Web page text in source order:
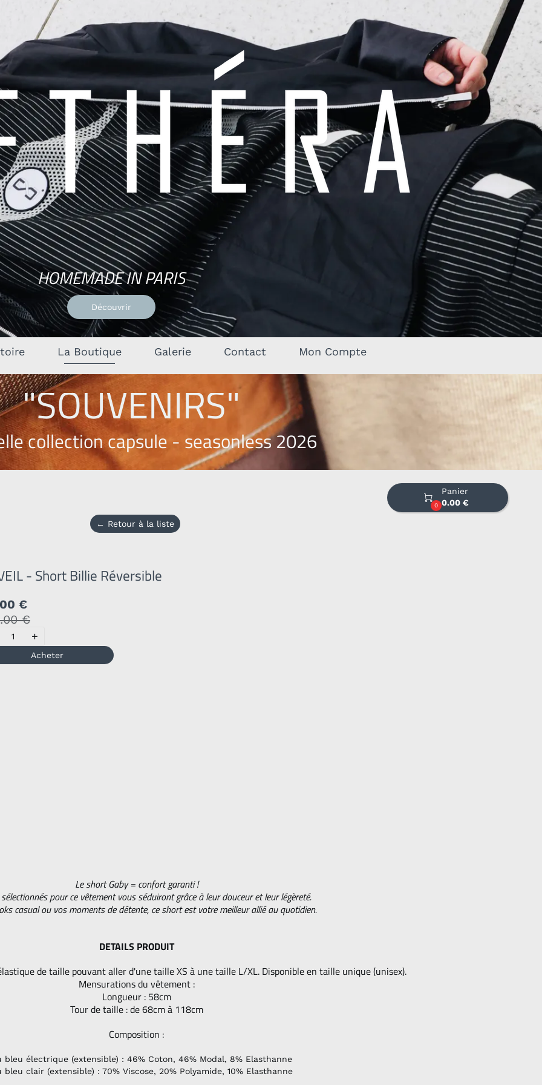
HOMEMADEINPARIS
Découvrir
La Boutique Galerie Contact Mon Compte
"SOUVENIRS"
collection capsule - seasonless 2026

0
Panier
0.00 €
← Retour à la liste
- Short Billie Réversible
€
€
+
Acheter
Le short Gaby = confort garanti !
pour ce vêtement vous séduiront grâce à leur douceur et leur légèreté.
casual ou vos moments de détente, ce short est votre meilleur allié au quotidien.
DETAILS PRODUIT
de taille pouvant aller d'une taille XS à une taille L/XL. Disponible en taille unique (unisex).
Mensurations du vêtement :
Longueur : 58cm
Tour de taille : de 68cm à 118cm
Composition :
bleu électrique (extensible) : 46% Coton, 46% Modal, 8% Elasthanne
bleu clair (extensible) : 70% Viscose, 20% Polyamide, 10% Elasthanne